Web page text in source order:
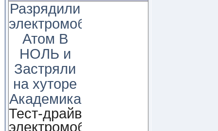
Разрядили
электромобиль
Атом В
НОЛЬ и
Застряли
на хуторе
Академика
Тест-драйв
электромобиля